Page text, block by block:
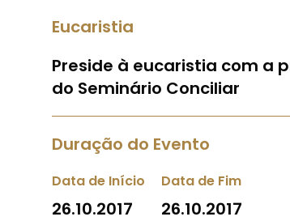
Eucaristia
Preside à eucaristia com a
do Seminário Conciliar
Duração do Evento
Data de Início
26.10.2017
Data de Fim
26.10.2017